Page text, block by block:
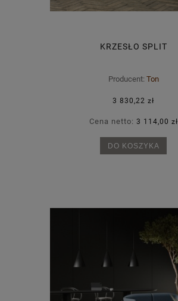
KRZESŁO SPLIT
Producent: Ton
3 830,22 zł
Cena netto: 3 114,00 zł
DO KOSZYKA